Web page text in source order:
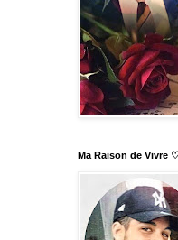
Ma Raison de Vivre